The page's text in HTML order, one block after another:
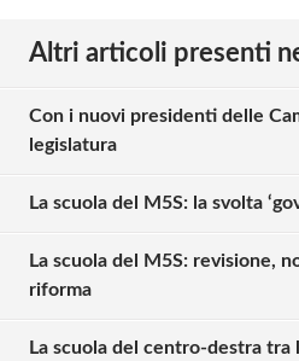
Altri articoli presenti
Con i nuovi presidenti delle
legislatura
La scuola del M5S: la svolta
La scuola del M5S: revisione,
riforma
La scuola del centro-destra